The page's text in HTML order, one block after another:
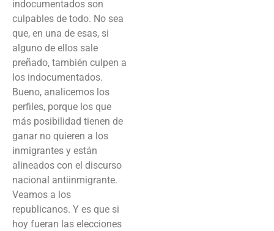
indocumentados son
culpables de todo. No sea
que, en una de esas, si
alguno de ellos sale
preñado, también culpen a
los indocumentados.
Bueno, analicemos los
perfiles, porque los que
más posibilidad tienen de
ganar no quieren a los
inmigrantes y están
alineados con el discurso
nacional antiinmigrante.
Veamos a los
republicanos. Y es que si
hoy fueran las elecciones